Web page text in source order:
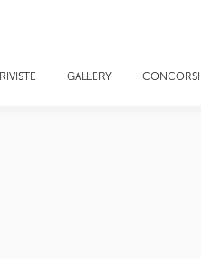
RIVISTE GALLERY CONCORSI